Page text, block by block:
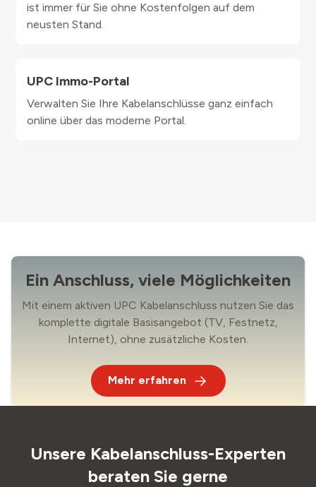
ist immer für Sie ohne Kostenfolgen auf dem
neusten Stand.
UPC Immo-Portal
Verwalten Sie Ihre Kabelanschlüsse ganz einfach
online über das moderne Portal.
Ein Anschluss, viele Möglichkeiten
Mit einem aktiven UPC Kabelanschluss nutzen Sie das
komplette digitale Basisangebot (TV, Festnetz,
Internet), ohne zusätzliche Kosten.
Mehr erfahren
Unsere Kabelanschluss-Experten
beraten Sie gerne